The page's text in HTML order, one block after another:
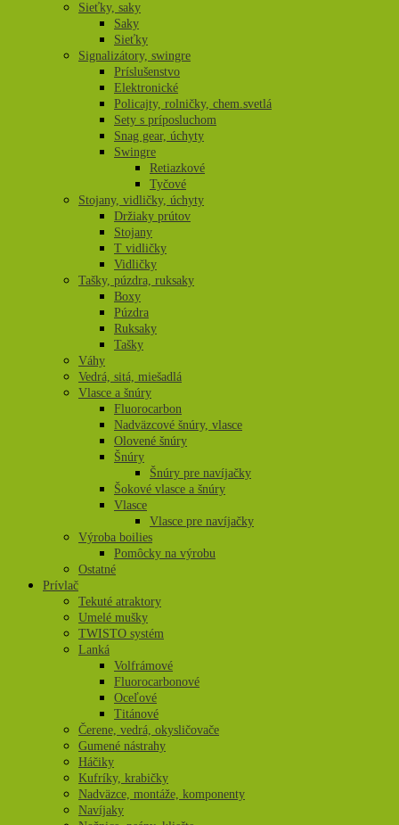
Sieťky, saky
Saky
Sieťky
Signalizátory, swingre
Príslušenstvo
Elektronické
Policajty, rolničky, chem.svetlá
Sety s príposluchom
Snag gear, úchyty
Swingre
Retiazkové
Tyčové
Stojany, vidličky, úchyty
Držiaky prútov
Stojany
T vidličky
Vidličky
Tašky, púzdra, ruksaky
Boxy
Púzdra
Ruksaky
Tašky
Váhy
Vedrá, sitá, miešadlá
Vlasce a šnúry
Fluorocarbon
Nadväzcové šnúry, vlasce
Olovené šnúry
Šnúry
Šnúry pre navíjačky
Šokové vlasce a šnúry
Vlasce
Vlasce pre navíjačky
Výroba boilies
Pomôcky na výrobu
Ostatné
Prívlač
Tekuté atraktory
Umelé mušky
TWISTO systém
Lanká
Volfrámové
Fluorocarbonové
Oceľové
Titánové
Čerene, vedrá, okysličovače
Gumené nástrahy
Háčiky
Kufríky, krabičky
Nadväzce, montáže, komponenty
Navíjaky